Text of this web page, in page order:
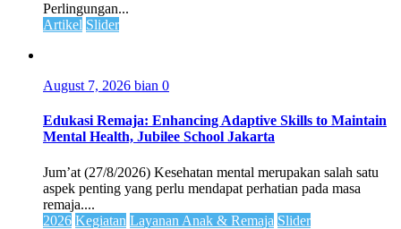
Perlingungan...
Artikel Slider
August 7, 2026 bian 0
Edukasi Remaja: Enhancing Adaptive Skills to Maintain
Mental Health, Jubilee School Jakarta
Jum’at (27/8/2026) Kesehatan mental merupakan salah satu
aspek penting yang perlu mendapat perhatian pada masa
remaja....
2026 Kegiatan Layanan Anak & Remaja Slider